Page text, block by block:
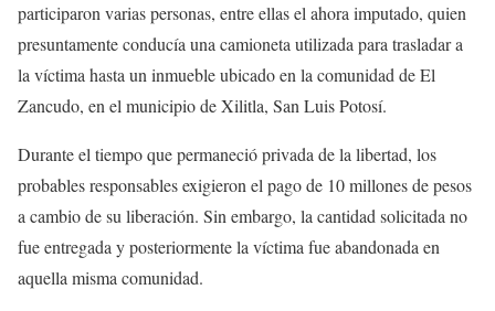
participaron varias personas, entre ellas el ahora imputado, quien
presuntamente conducía una camioneta utilizada para trasladar a
la víctima hasta un inmueble ubicado en la comunidad de El
Zancudo, en el municipio de Xilitla, San Luis Potosí.
Durante el tiempo que permaneció privada de la libertad, los
probables responsables exigieron el pago de 10 millones de pesos
a cambio de su liberación. Sin embargo, la cantidad solicitada no
fue entregada y posteriormente la víctima fue abandonada en
aquella misma comunidad.